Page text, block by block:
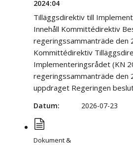
2024:04
Tilläggsdirektiv till
Innehåll Kommittédirektiv
regeringssammanträde den
Kommittédirektiv
Implementeringsrådet (KN
regeringssammanträde den
uppdraget Regeringen
Datum 2026-07-23
Dokument &